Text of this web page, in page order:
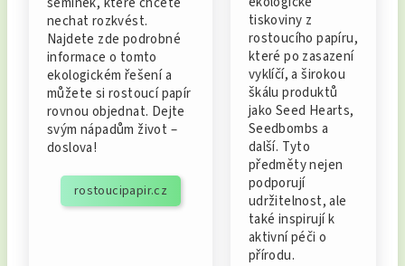
nechat rozkvést.
Najdete zde podrobné
informace o tomto
ekologickém řešení a
můžete si rostoucí papír
rovnou objednat. Dejte
svým nápadům život –
doslova!
rostoucipapir.cz
tiskoviny z
rostoucího papíru,
které po zasazení
vyklíčí, a širokou
škálu produktů
jako Seed Hearts,
Seedbombs a
další. Tyto
předměty nejen
podporují
udržitelnost, ale
také inspirují k
aktivní péči o
přírodu.